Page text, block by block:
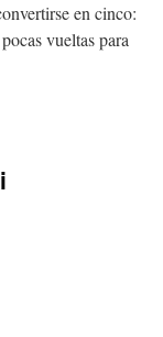
en cinco:
vueltas para